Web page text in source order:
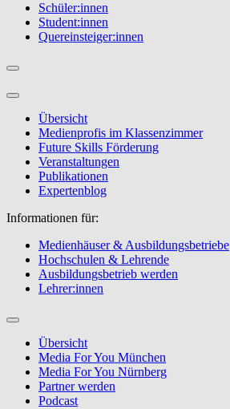
Schüler:innen
Student:innen
Quereinsteiger:innen
Übersicht
Medienprofis im Klassenzimmer
Future Skills Förderung
Veranstaltungen
Publikationen
Expertenblog
Informationen für:
Medienhäuser & Ausbildungsbetriebe
Hochschulen & Lehrende
Ausbildungsbetrieb werden
Lehrer:innen
Übersicht
Media For You München
Media For You Nürnberg
Partner werden
Podcast